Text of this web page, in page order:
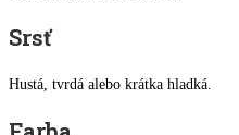
Srsť
Hustá, tvrdá alebo krátka hladká.